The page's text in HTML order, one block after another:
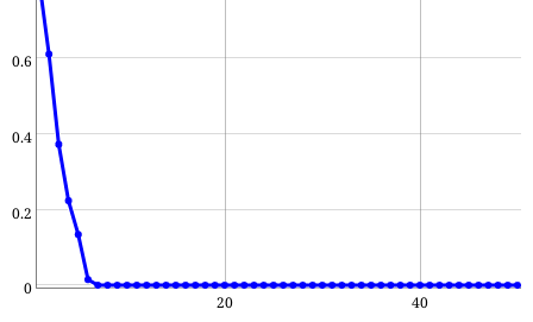
0
0.2
0.4
0.6
20 40